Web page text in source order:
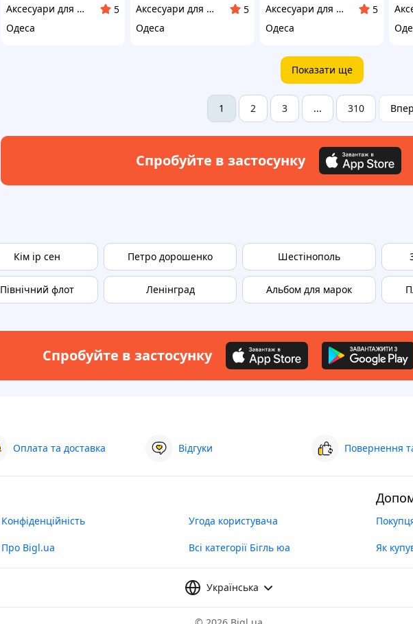
Аксесуари для колекціонерів SAFE
5
Одеса
Аксесуари для колекціонерів SAFE
5
Одеса
Аксесуари для колекціонерів SAFE
5
Одеса
Показати ще
1 2 3 ... 310
Спробуйте в застосунку
Кім ір сен
Північний флот
Петро дорошенко
Ленінград
Шестінополь
Альбом для марок
Спробуйте в застосунку
Оплата та доставка Відгуки Повернення
Конфіденційність Угода користувача
Про Bigl.ua Всі категорії Бігль юа Як
Українська